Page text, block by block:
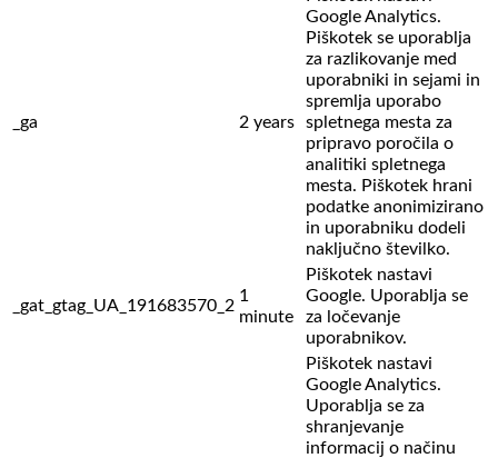
_ga 2 years
Google Analytics.
Piškotek se uporablja
za razlikovanje med
uporabniki in sejami in
spremlja uporabo
spletnega mesta za
pripravo poročila o
analitiki spletnega
mesta. Piškotek hrani
podatke anonimizirano
in uporabniku dodeli
naključno številko.
_gat_gtag_UA_191683570_2
1
minute
Piškotek nastavi
Google. Uporablja se
za ločevanje
uporabnikov.
Piškotek nastavi
Google Analytics.
Uporablja se za
shranjevanje
informacij o načinu